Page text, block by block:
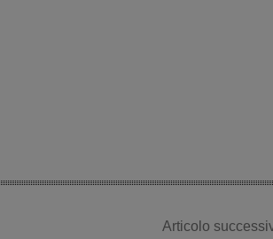
Articolo